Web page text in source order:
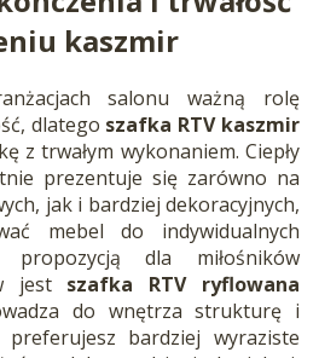
kaszmir
salonu ważną rolę
dlatego szafka RTV kaszmir
z trwałym wykonaniem. Ciepły
prezentuje się zarówno na
jak i bardziej dekoracyjnych,
mebel do indywidualnych
propozycją dla miłośników
jest szafka RTV ryflowana
do wnętrza strukturę i
preferujesz bardziej wyraziste